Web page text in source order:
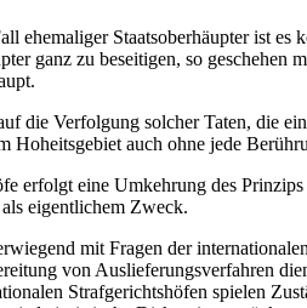
ehemaliger Staatsoberhäupter ist
ganz zu beseitigen, so
die Verfolgung solcher Taten, die
Hoheitsgebiet auch ohne jede
erfolgt eine Umkehrung des
eigentlichem Zweck.
mit Fragen der
von Auslieferungsverfahren
Strafgerichtshöfen spielen